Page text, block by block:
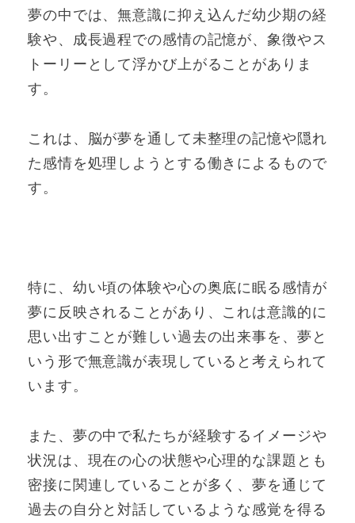
夢の中では、無意識に抑え込んだ幼少期の経
験や、成長過程での感情の記憶が、象徴やス
トーリーとして浮かび上がることがありま
す。
これは、脳が夢を通して未整理の記憶や隠れ
た感情を処理しようとする働きによるもので
す。
特に、幼い頃の体験や心の奥底に眠る感情が
夢に反映されることがあり、これは意識的に
思い出すことが難しい過去の出来事を、夢と
いう形で無意識が表現していると考えられて
います。
また、夢の中で私たちが経験するイメージや
状況は、現在の心の状態や心理的な課題とも
密接に関連していることが多く、夢を通じて
過去の自分と対話しているような感覚を得る